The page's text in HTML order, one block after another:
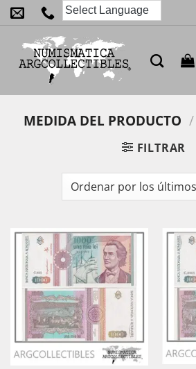
Saltar
al
contenido
MEDIDA DEL PRODUCTO /
FILTRAR